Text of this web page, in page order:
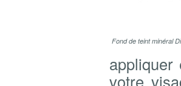
Fond de teint minéral
appliquer
votre